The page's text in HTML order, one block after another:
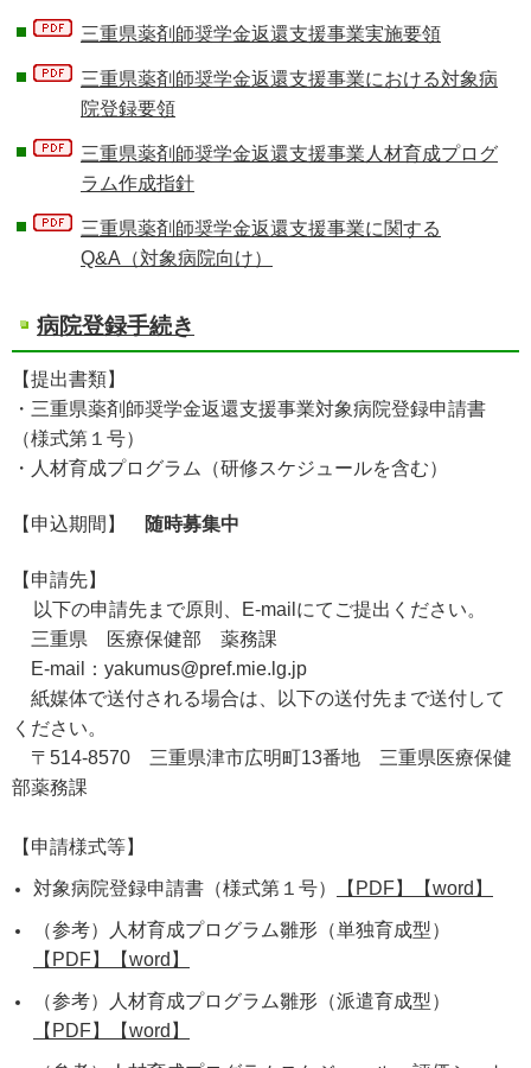
三重県薬剤師奨学金返還支援事業実施要領
三重県薬剤師奨学金返還支援事業における対象病
院登録要領
三重県薬剤師奨学金返還支援事業人材育成プログ
ラム作成指針
三重県薬剤師奨学金返還支援事業に関する
Q&A（対象病院向け）
病院登録手続き
【提出書類】
・三重県薬剤師奨学金返還支援事業対象病院登録申請書
（様式第１号）
・人材育成プログラム（研修スケジュールを含む）
【申込期間】 随時募集中
【申請先】
以下の申請先まで原則、E-mailにてご提出ください。
三重県 医療保健部 薬務課
E-mail：yakumus@pref.mie.lg.jp
紙媒体で送付される場合は、以下の送付先まで送付して
ください。
〒514-8570 三重県津市広明町13番地 三重県医療保健
部薬務課
【申請様式等】
対象病院登録申請書（様式第１号）
【PDF】
【word】
（参考）人材育成プログラム雛形（単独育成型）
【PDF】
【word】
（参考）人材育成プログラム雛形（派遣育成型）
【PDF】
【word】